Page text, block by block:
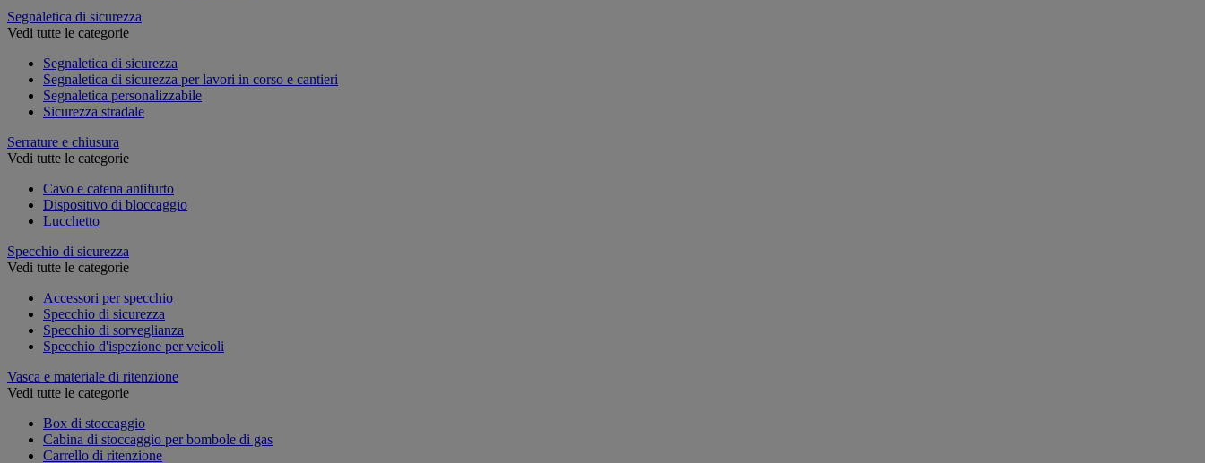
Segnaletica di sicurezza
Vedi tutte le categorie
Segnaletica di sicurezza
Segnaletica di sicurezza per lavori in corso e cantieri
Segnaletica personalizzabile
Sicurezza stradale
Serrature e chiusura
Vedi tutte le categorie
Cavo e catena antifurto
Dispositivo di bloccaggio
Lucchetto
Specchio di sicurezza
Vedi tutte le categorie
Accessori per specchio
Specchio di sicurezza
Specchio di sorveglianza
Specchio d'ispezione per veicoli
Vasca e materiale di ritenzione
Vedi tutte le categorie
Box di stoccaggio
Cabina di stoccaggio per bombole di gas
Carrello di ritenzione